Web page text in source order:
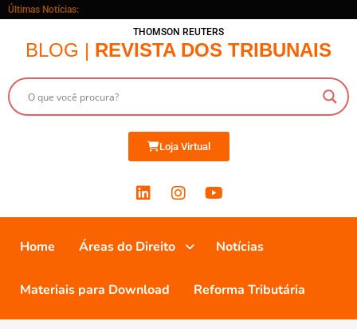
Últimas Notícias:
THOMSON REUTERS
BLOG | REVISTA DOS TRIBUNAIS
Loja Virtual
Home Áreas do Direito Notícias
Materiais para Download Reforma Tributária